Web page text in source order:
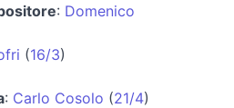
: Domenico
(16/3)
: Carlo Cosolo (21/4)